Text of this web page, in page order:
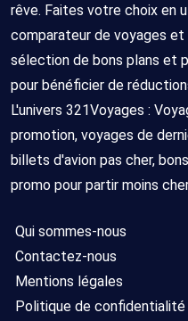
rêve. Faites votre choix en
comparateur de voyages
sélection de bons plans et
pour bénéficier de
L'univers 321Voyages :
promotion, voyages de
billets d'avion pas cher,
promo pour partir moins
Qui sommes-nous
Contactez-nous
Mentions légales
Politique de confidentialité